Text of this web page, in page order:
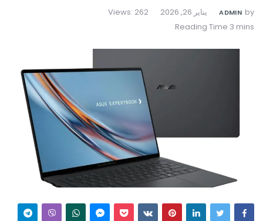
by
ADMIN يناير 26, 2026 Views: 262